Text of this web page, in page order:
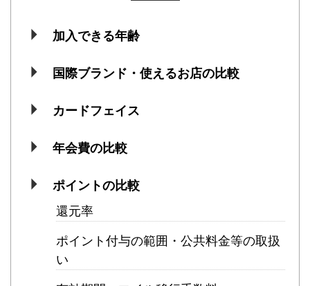
加入できる年齢
国際ブランド・使えるお店の比較
カードフェイス
年会費の比較
ポイントの比較
還元率
ポイント付与の範囲・公共料金等の取扱
い